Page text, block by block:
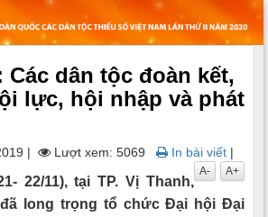
Các dân tộc đoàn kết,
lực, hội nhập và phát
| Lượt xem: 5069 In bài viết |
A+
A-
22/11), tại TP. Vị Thanh,
long trọng tổ chức Đại hội Đại